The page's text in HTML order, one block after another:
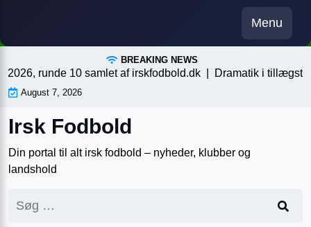
content
Menu
BREAKING NEWS
10 samlet af irskfodbold.dk |Dramatik i tillægstiden, en
August 7, 2026
Irsk Fodbold
Din portal til alt irsk fodbold – nyheder, klubber og
landshold
efter: